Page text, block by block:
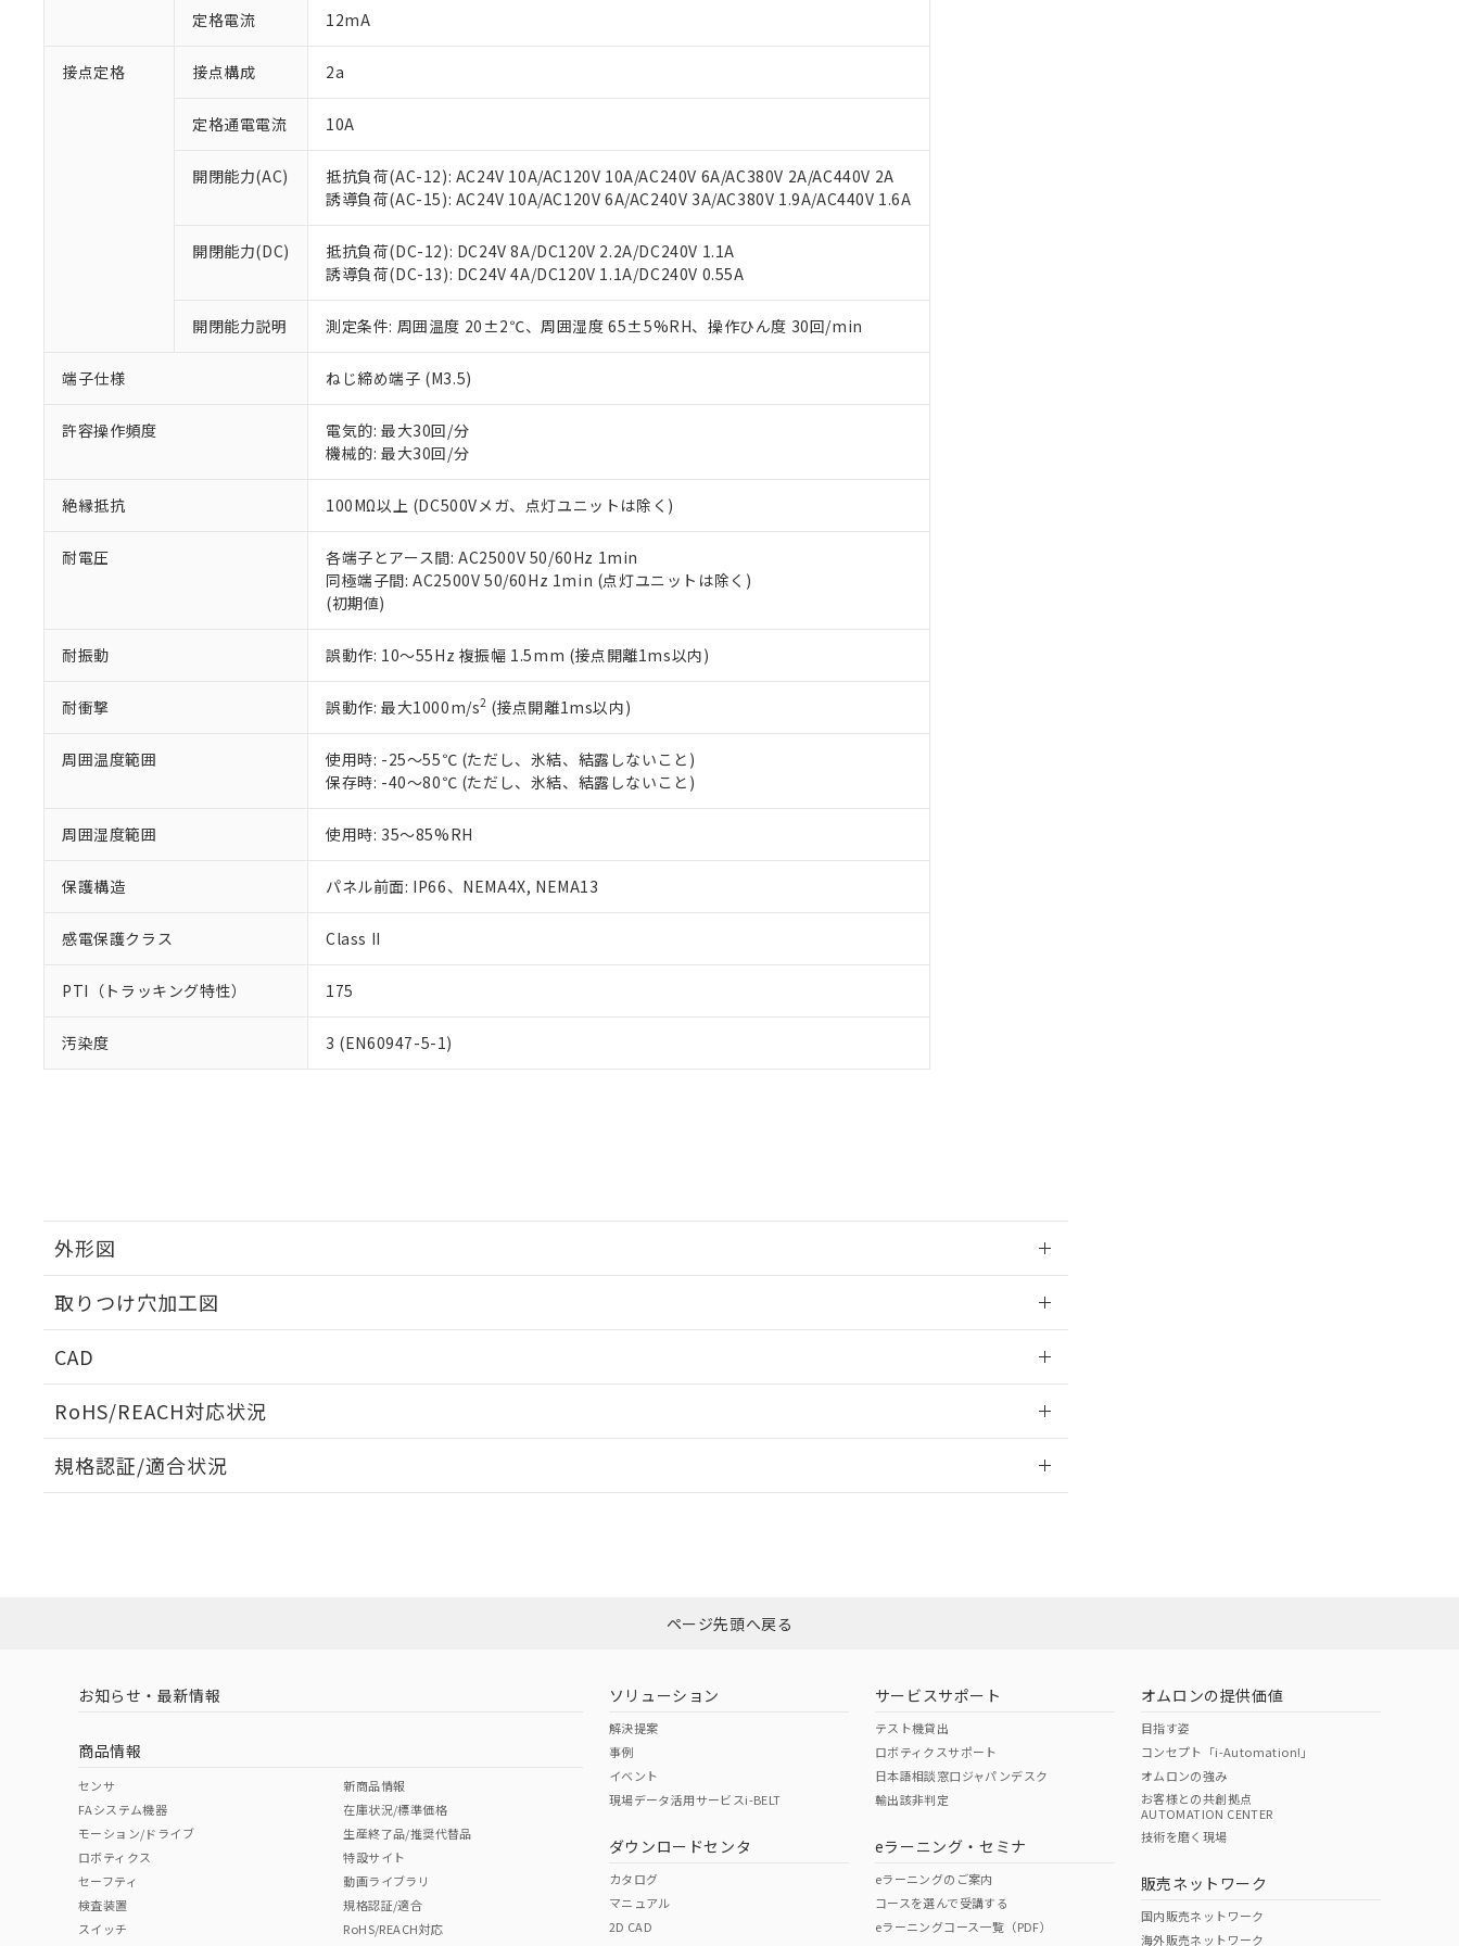
定格電流 12mA
接点定格 接点構成 2a
定格通電電流 10A
開閉能力(AC)
抵抗負荷(AC-12): AC24V 10A/AC120V 10A/AC240V 6A/AC380V 2A/AC440V 2A
誘導負荷(AC-15): AC24V 10A/AC120V 6A/AC240V 3A/AC380V 1.9A/AC440V 1.6A
開閉能力(DC)
抵抗負荷(DC-12): DC24V 8A/DC120V 2.2A/DC240V 1.1A
誘導負荷(DC-13): DC24V 4A/DC120V 1.1A/DC240V 0.55A
開閉能力説明 測定条件: 周囲温度 20±2℃、周囲湿度 65±5%RH、操作ひん度 30回/min
端子仕様 ねじ締め端子 (M3.5)
許容操作頻度
電気的: 最大30回/分
機械的: 最大30回/分
絶縁抵抗 100MΩ以上 (DC500Vメガ、点灯ユニットは除く)
耐電圧
各端子とアース間: AC2500V 50/60Hz 1min
同極端子間: AC2500V 50/60Hz 1min (点灯ユニットは除く)
(初期値)
耐振動 誤動作: 10～55Hz 複振幅 1.5mm (接点開離1ms以内)
耐衝撃 誤動作: 最大1000m/s2 (接点開離1ms以内)
周囲温度範囲
使用時: -25～55℃ (ただし、氷結、結露しないこと)
保存時: -40～80℃ (ただし、氷結、結露しないこと)
周囲湿度範囲 使用時: 35～85%RH
保護構造 パネル前面: IP66、NEMA4X, NEMA13
感電保護クラス Class II
PTI（トラッキング特性） 175
汚染度 3 (EN60947-5-1)
外形図
取りつけ穴加工図
CAD
RoHS/REACH対応状況
EU RoHS 注意事項・凡例
ダウンロードはこちら
中国 RoHS 注意事項・凡例
中国 RoHS表
Pb Hg Cr(VI)
O O
規格認証/適合状況
（イギリス
（ノルウェー
（日本
（アメリカ
この製品の規格認証/適合状況ページへ
その他の認証はこちらのページからご検索ください
い。
正式な納期状況および標準価格はお客様のお取引先、またはお客様担当のオムロン制御機器販売店・
当社販売員にご相談ください。
オムロン制御機器販売店や当社販売拠点は「販売ネットワーク
」をご確認ください。
在庫状況および標準価格結果を当社の事前の承諾なく第三者に漏洩または開示しないようお願いしま
す。
マイパーツ機能（部品リスト作成サービス）をご利用いただくには、I-Webメンバーズにご登録され
お客様が当ウェブサイト上で当社にご登録された部品リストについて、当社および当社の共同利用者
が、当社の製品・サービスに関するお客様との取引・商談に必要な範囲で利用することをご了承くだ
さい。
※当社の共同利用者とは、"個人情報の共同利用に関して"
の「1.共同利用者の範囲」に記載されて
いる法人を指します。
但し、RoHS指令で産業用監視および制御機器に対する適用除外項目は除く。
※2 対応予定月
部品在庫の切り替え状況などにより、予定月が前後することがあります。
※3 非含有証明書ダウンロード
下記の非含有証明書をダウンロードすることができます。
EU RoHS指令（10物質）の非含有証明書
51物質の非含有証明書（当社基準）
※本証明書は発行日時点で非含有を証明するもので、過去に遡って非含有を証明するものではありません。
また、RoHS指令のフタル酸エステル類４物質の対応では、対応完了までの期間は出荷製品に未対応品が
混在することから備考欄に対応日を記載しておりました。
り割愛しております。
「○」：最大均質材料含有率が中国RoHSの基準値以下であることを示します。
「×」：最大均質材料含有率が中国RoHSの基準値を超えていることを示します。
*中国RoHS10物質の基準値 (GB/T26572)：
Pb(鉛) :1000ppm、 Hg(水銀) : 1000ppm、 Cd(カドミウム) : 100ppm、
Cr(Ⅵ)(六価クロム) : 1000ppm、 PBBs(ポリ臭化ビフェニル類) : 1000ppm、 PBDEs(ポリ臭化ジフェニルエーテル類) : 1000ppm、
DBP(フタル酸ジブチル) : 1000ppm、 DIBP(フタル酸ジイソブチル) : 1000ppm、 BBP(フタル酸ブチルベンジル) : 1000ppm、
DEHP(フタル酸ビス(2-エチルヘキシル)) : 1000ppm
※2 環境保護使用期限
「ｅ」：有害物質（10物質）のすべてが基準値以下であることを示します。
「10」：通常の使用状況下において有害物質が外部に漏えいし、環境に深刻な影響を及ぼさない年数を意
味します。
当社は、これら貴社製品のうち、外国為替および外国貿易法に定める商品（以下｢規制貨物等」とい
当社は貴社製品を、核兵器、ミサイル、化学兵器、生物兵器またはその他武器並びにこれらの製造装
置等に一切使用いたしません。
当社は、貴社製品を第三者に販売する場合は、上記1、2および3の内容を当該第三者に通知します。
また当社は、販売先および販売に係わる関係者が違法に輸出するおそれがある場合は、取り引きをい
たしません。
号
○ 一定数以上の在庫あり
△ 一定数には満たないが在庫あり
－
在庫なし(最新の在庫状況については、お客様のお取引先、またはお客様担当のオムロン制御
機器販売店・当社販売員にご確認ください)
空
白
受注生産機種、また在庫状況の情報を公開していない機種
ページ先頭へ戻る
お知らせ・最新情報
商品情報
センサ
FAシステム機器
モーション/ドライブ
ロボティクス
セーフティ
検査装置
スイッチ
新商品情報
在庫状況/標準価格
生産終了品/推奨代替品
特設サイト
動画ライブラリ
規格認証/適合
RoHS/REACH対応
ソリューション
解決提案
事例
イベント
現場データ活用サービスi-BELT
ダウンロードセンタ
カタログ
マニュアル
2D CAD
サービスサポート
テスト機貸出
ロボティクスサポート
日本語相談窓口ジャパンデスク
輸出該非判定
eラーニング・セミナ
eラーニングのご案内
コースを選んで受講する
eラーニングコース一覧（PDF）
オムロンの提供価値
目指す姿
コンセプト「i-Automation!」
オムロンの強み
お客様との共創拠点
AUTOMATION CENTER
技術を磨く現場
販売ネットワーク
国内販売ネットワーク
海外販売ネットワーク